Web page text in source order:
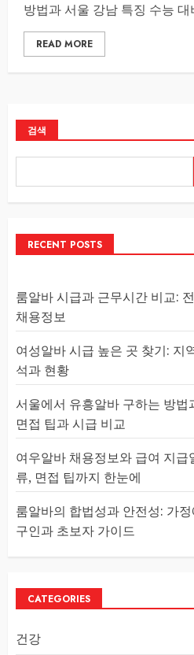
방법과 서울 강남 특징 수능 대
READ MORE
검색
RECENT POSTS
룸알바 시급과 근무시간 비교:
채용정보
여성알바 시급 높은 곳 찾기: 지
석과 현황
서울에서 유흥알바 구하는 방법
면접 팁과 시급 비교
여우알바 채용정보와 급여 지급
류, 면접 팁까지 한눈에
룸알바의 합법성과 안전성: 가
구인과 초보자 가이드
CATEGORIES
건강